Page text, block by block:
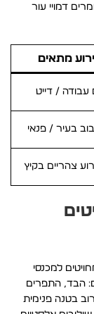
דמויי עור
מתאים
עבודה / דייט
בעיר / פנאי
צהריים בקיץ
למכנסי
הבד, התפרים
בטנה פנימית